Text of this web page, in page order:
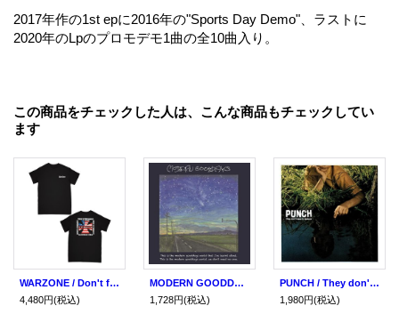
2017年作の1st epに2016年の"Sports Day Demo"、ラストに
2020年のLpのプロモデモ1曲の全10曲入り。
この商品をチェックした人は、こんな商品もチェックしてい
ます
WARZONE / Don't forget the struggle, don't forget the streets black (t-shirt) Revelation
4,480円(税込)
MODERN GOODDAYS / This is the modern gooddays world that I've learnt about. this is the modern gooddays world, we don't need no one (cd) Fixing a hole
1,728円(税込)
PUNCH / They don't have to believe (cd)(Lp) Deathwish
1,980円(税込)